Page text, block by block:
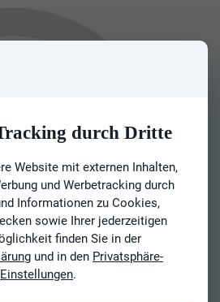
durch Dritte
Website mit externen Inhalten,
und Werbetracking durch
Informationen zu Cookies,
sowie Ihrer jederzeitigen
finden Sie in der
und in den Privatsphäre-
Einstellungen.